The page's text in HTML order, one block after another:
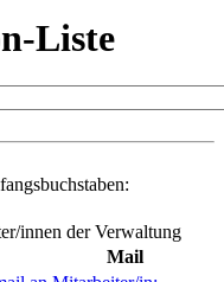
Liste
innen der Verwaltung
Mail